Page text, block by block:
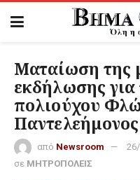
Ματαίωση της
εκδήλωσης για
πολιούχου
Παντελεήμονος
από Newsroom
σε ΜΗΤΡΟΠΟΛΕΙΣ